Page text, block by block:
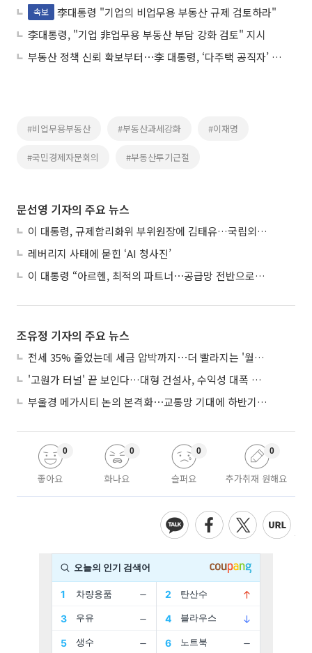
속보
李대통령 "기업의 비업무용 부동산 규제 검토하라"
李대통령, "기업 非업무용 부동산 부담 강화 검토" 지시
부동산 정책 신뢰 확보부터⋯李 대통령, ‘다주택 공직자’ 배제 지시
#비업무용부동산 #부동산과세강화 #이재명
#국민경제자문회의 #부동산투기근절
문선영 기자의 주요 뉴스
이 대통령, 규제합리화위 부위원장에 김태유…국립외교원장 김흥규
레버리지 사태에 묻힌 ‘AI 청사진’
이 대통령 “아르헨, 최적의 파트너⋯공급망 전반으로 확대”
조유정 기자의 주요 뉴스
전세 35% 줄었는데 세금 압박까지⋯더 빨라지는 '월세화'
'고원가 터널' 끝 보인다…대형 건설사, 수익성 대폭 개선
부울경 메가시티 논의 본격화⋯교통망 기대에 하반기 분양시장 '주목'
좋아요
0
화나요
0
슬퍼요
0
추가취재 원해요
0